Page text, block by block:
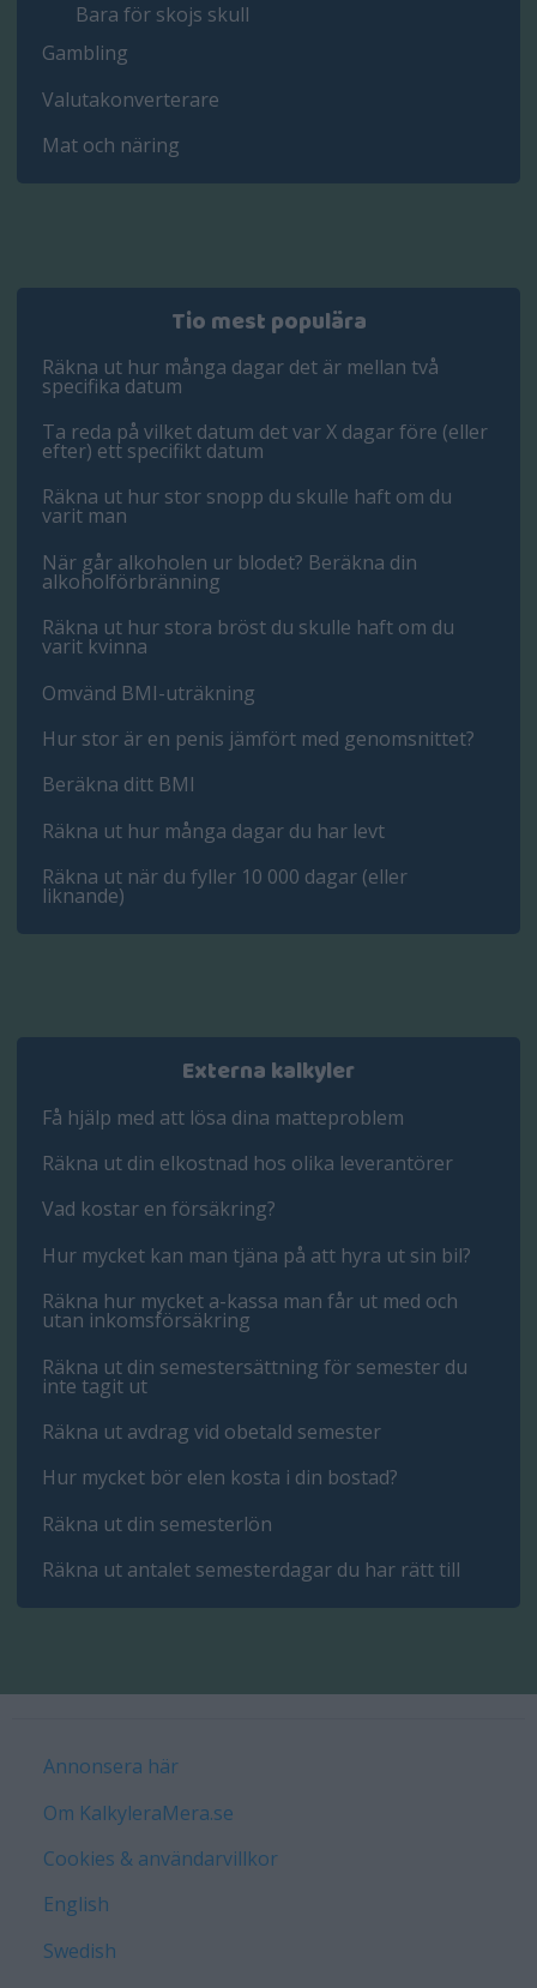
Bara för skojs skull
Gambling
Valutakonverterare
Mat och näring
Tio mest populära
Räkna ut hur många dagar det är mellan två
specifika datum
Ta reda på vilket datum det var X dagar före (eller
efter) ett specifikt datum
Räkna ut hur stor snopp du skulle haft om du
varit man
När går alkoholen ur blodet? Beräkna din
alkoholförbränning
Räkna ut hur stora bröst du skulle haft om du
varit kvinna
Omvänd BMI-uträkning
Hur stor är en penis jämfört med genomsnittet?
Beräkna ditt BMI
Räkna ut hur många dagar du har levt
Räkna ut när du fyller 10 000 dagar (eller
liknande)
Externa kalkyler
Få hjälp med att lösa dina matteproblem
Räkna ut din elkostnad hos olika leverantörer
Vad kostar en försäkring?
Hur mycket kan man tjäna på att hyra ut sin bil?
Räkna hur mycket a-kassa man får ut med och
utan inkomsförsäkring
Räkna ut din semestersättning för semester du
inte tagit ut
Räkna ut avdrag vid obetald semester
Hur mycket bör elen kosta i din bostad?
Räkna ut din semesterlön
Räkna ut antalet semesterdagar du har rätt till
Annonsera här
Om KalkyleraMera.se
Cookies & användarvillkor
English
Swedish